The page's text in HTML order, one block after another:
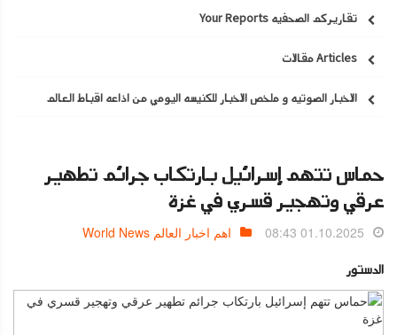
تقاريركم الصحفيه Your Reports
Articles مقالات
الاخبار الصوتيه و ملخص الاخبار للكنيسه اليومي من اذاعه اقباط العالم
حماس تتهم إسرائيل بارتكاب جرائم تطهير
عرقي وتهجير قسري في غزة
01.10.2025 08:43 اهم اخبار العالم World News
الدستور